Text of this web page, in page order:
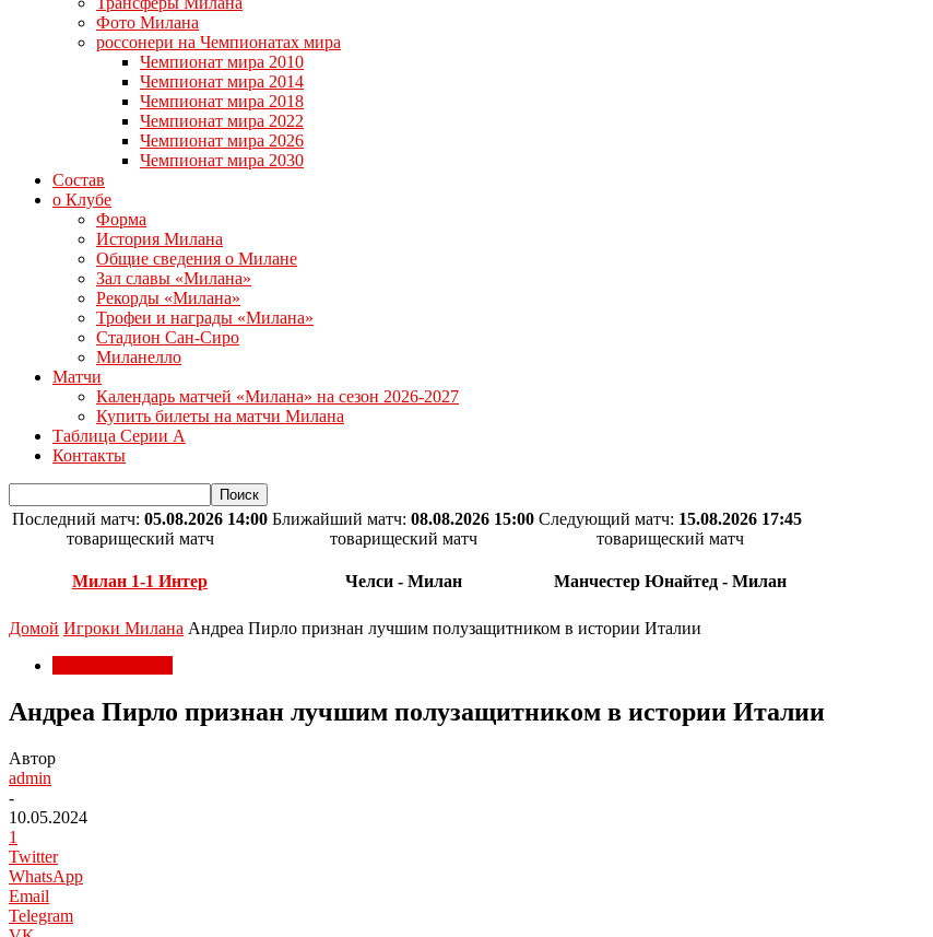
Фото Милана
россонери на Чемпионатах мира
Чемпионат мира 2010
Чемпионат мира 2014
Чемпионат мира 2018
Чемпионат мира 2022
Чемпионат мира 2026
Чемпионат мира 2030
Состав
о Клубе
Форма
История Милана
Общие сведения о Милане
Зал славы «Милана»
Рекорды «Милана»
Трофеи и награды «Милана»
Стадион Сан-Сиро
Миланелло
Матчи
Календарь матчей «Милана» на сезон 2026-2027
Купить билеты на матчи Милана
Таблица Серии А
Контакты
Последний матч: 05.08.2026 14:00
товарищеский матч
Милан 1-1 Интер
Ближайший матч: 08.08.2026 15:00
товарищеский матч
Челси - Милан
Следующий матч: 15.08.2026 17:45
товарищеский матч
Манчестер Юнайтед - Милан
Домой Игроки Милана Андреа Пирло признан лучшим полузащитником в истории Италии
Андреа Пирло признан лучшим полузащитником в истории Италии
Автор
admin
-
10.05.2024
1
Twitter
WhatsApp
Email
Telegram